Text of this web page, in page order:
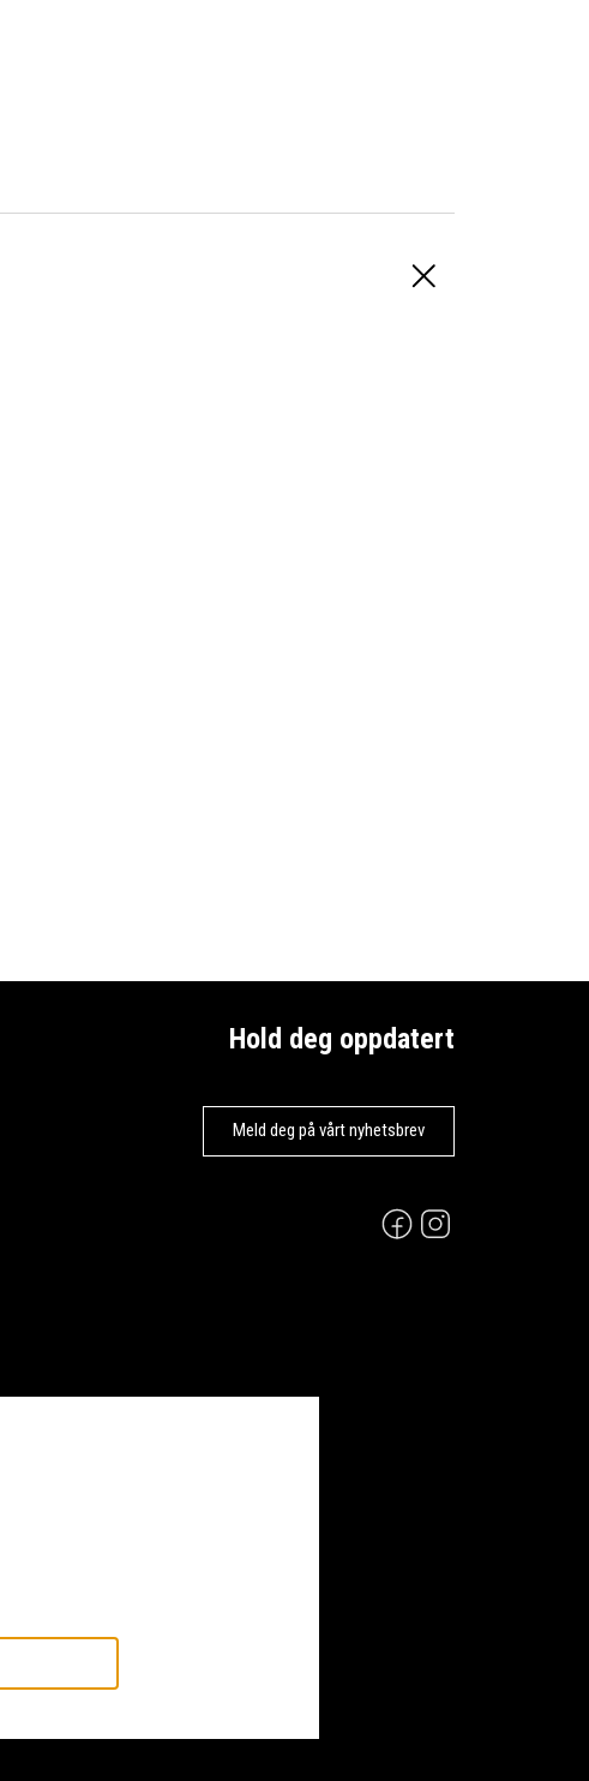
Hold deg oppdatert
Meld deg på vårt nyhetsbrev